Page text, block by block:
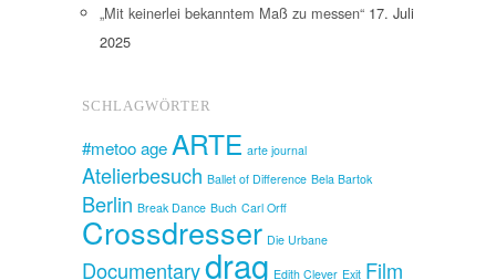
„Mit keinerlei bekanntem Maß zu messen“ 17. Juli
2025
SCHLAGWÖRTER
#metooage ARTE arte journal
Atelierbesuch Ballet of Difference Bela Bartok
Berlin Break Dance Buch Carl Orff
Crossdresser Die Urbane
Documentarydrag Edith Clever Exit Film